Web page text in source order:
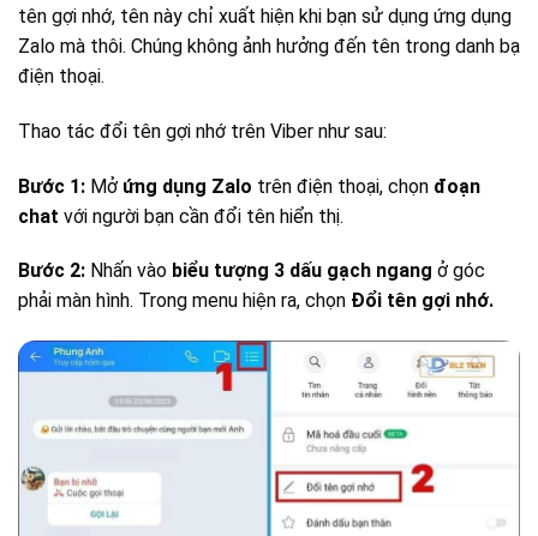
tên gợi nhớ, tên này chỉ xuất hiện khi bạn sử dụng ứng dụng
Zalo mà thôi. Chúng không ảnh hưởng đến tên trong danh bạ
điện thoại.
Thao tác đổi tên gợi nhớ trên Viber như sau:
Bước 1: Mở ứng dụng Zalo trên điện thoại, chọn đoạn
chat với người bạn cần đổi tên hiển thị.
Bước 2: Nhấn vào biểu tượng 3 dấu gạch ngang ở góc
phải màn hình. Trong menu hiện ra, chọn Đổi tên gợi nhớ.